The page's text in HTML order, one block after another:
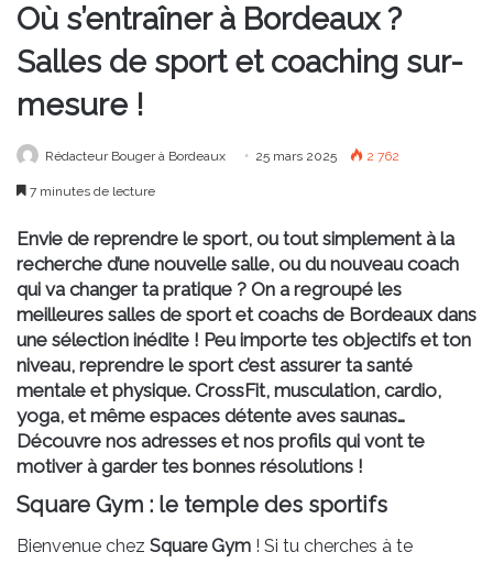
Où s’entraîner à Bordeaux ?
Salles de sport et coaching sur-
mesure !
Rédacteur Bouger à Bordeaux 25 mars 2025 2 762
7 minutes de lecture
Envie de reprendre le sport, ou tout simplement à la
recherche d’une nouvelle salle, ou du nouveau coach
qui va changer ta pratique ? On a regroupé les
meilleures salles de sport et coachs de Bordeaux dans
une sélection inédite ! Peu importe tes objectifs et ton
niveau, reprendre le sport c’est assurer ta santé
mentale et physique. CrossFit, musculation, cardio,
yoga, et même espaces détente aves saunas…
Découvre nos adresses et nos profils qui vont te
motiver à garder tes bonnes résolutions !
Square Gym : le temple des sportifs
Bienvenue chez Square Gym ! Si tu cherches à te